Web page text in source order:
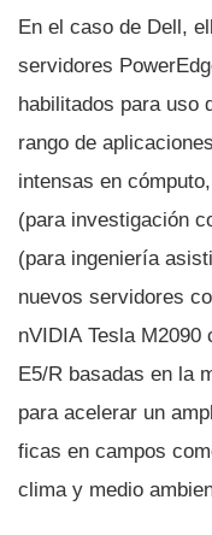
En el caso de Dell,
servidores
habilitados para uso
rango de
intensas en
(para investigación
(para ingenierí­a
nuevos servidores
nVIDIA Tesla
E5/R basadas en la
para acelerar un
ficas en campos
clima y medio